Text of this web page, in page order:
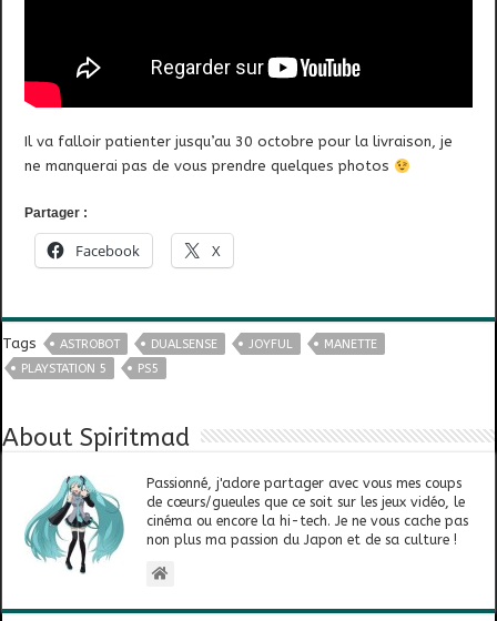
Il va falloir patienter jusqu’au 30 octobre pour la livraison, je
ne manquerai pas de vous prendre quelques photos
Partager :
Facebook X
Tags ASTROBOT DUALSENSE JOYFUL
MANETTE
PLAYSTATION 5
PS5
About Spiritmad
Passionné, j'adore partager avec vous mes coups
de cœurs/gueules que ce soit sur les jeux vidéo, le
cinéma ou encore la hi-tech. Je ne vous cache pas
non plus ma passion du Japon et de sa culture !